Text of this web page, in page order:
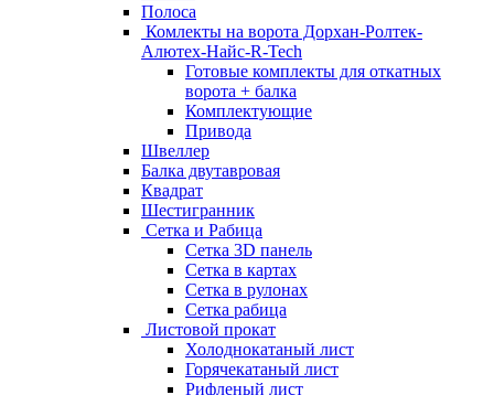
Полоса
Комлекты на ворота Дорхан-Ролтек-
Алютех-Найс-R-Tech
Готовые комплекты для откатных
ворота + балка
Комплектующие
Привода
Швеллер
Балка двутавровая
Квадрат
Шестигранник
Сетка и Рабица
Сетка 3D панель
Сетка в картах
Сетка в рулонах
Сетка рабица
Листовой прокат
Холоднокатаный лист
Горячекатаный лист
Рифленый лист